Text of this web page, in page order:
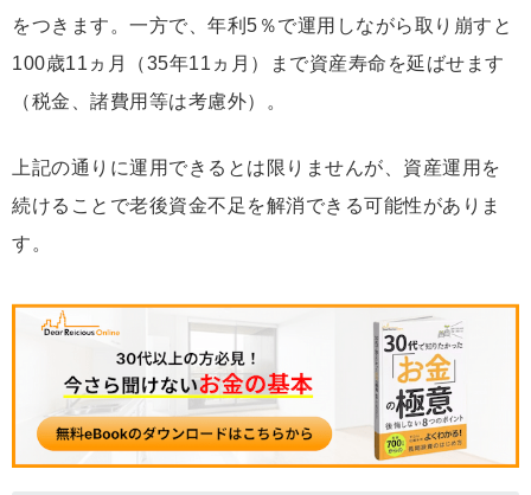
をつきます。一方で、年利5％で運用しながら取り崩すと
100歳11ヵ月（35年11ヵ月）まで資産寿命を延ばせます
（税金、諸費用等は考慮外）。
上記の通りに運用できるとは限りませんが、資産運用を
続けることで老後資金不足を解消できる可能性がありま
す。